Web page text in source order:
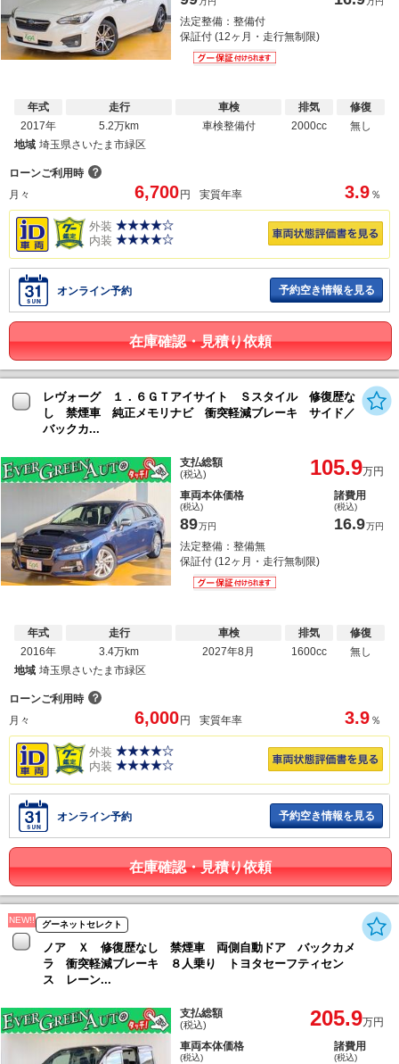
法定整備：整備付
保証付 (12ヶ月・走行無制限)
年式
2017年
走行
5.2万km
車検
車検整備付
排気
2000cc
修復
無し
地域 埼玉県さいたま市緑区
ローンご利用時 ？
月々
6,700 円 実質年率 3.9 ％
外装
内装
オンライン予約 予約空き情報を見る
在庫確認・見積り依頼
レヴォーグ １．６ＧＴアイサイト Ｓスタイル 修復歴な
し 禁煙車 純正メモリナビ 衝突軽減ブレーキ サイド／
バックカ...
支払総額
(税込) 105.9万円
車両本体価格
(税込)
89万円
諸費用
(税込)
16.9万円
法定整備：整備無
保証付 (12ヶ月・走行無制限)
年式
2016年
走行
3.4万km
車検
2027年8月
排気
1600cc
修復
無し
地域 埼玉県さいたま市緑区
ローンご利用時 ？
月々
6,000 円 実質年率 3.9 ％
外装
内装
オンライン予約 予約空き情報を見る
在庫確認・見積り依頼
NEW!! グーネットセレクト
ノア Ｘ 修復歴なし 禁煙車 両側自動ドア バックカメ
ラ 衝突軽減ブレーキ ８人乗り トヨタセーフティセン
ス レーン...
支払総額
(税込) 205.9万円
車両本体価格
(税込)
諸費用
(税込)